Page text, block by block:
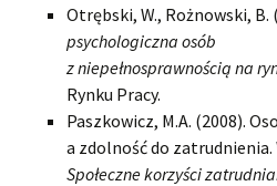
Otrębski, W., Rożnowski, B.
psychologiczna osób
z niepełnosprawnością na
Rynku Pracy.
Paszkowicz, M.A. (2008).
a zdolność do zatrudnienia.
Społeczne korzyści